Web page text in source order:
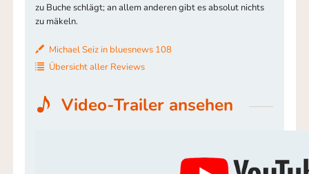
zu Buche schlägt; an allem anderen gibt es absolut nichts
zu mäkeln.
Michael Seiz in bluesnews 108
Übersicht aller Reviews
Video-Trailer ansehen